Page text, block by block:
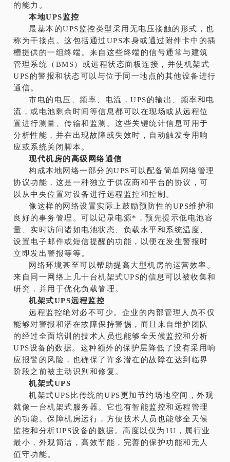
的能力。
本地UPS监控
最基本的UPS监控类型采用无电压接触的形式，也
称为干接点。这包括通过UPS本身或通过附件卡中的插
槽提供的一组终端。来自这些终端的信号通常与建筑
管理系统（BMS）或远程状态面板连接，并使机架式
UPS的警报和状态可以与位于同一地点的其他设备进行
通信。
市电的电压、频率、电流，UPS的输出、频率和电
流，或电池剩余时间等信息都可以在现场或从远程位
置进行测量、传输和监测。这些关键统计信息可用于
分析性能，并在出现故障或失效时，自动触发专用响
应或系统关闭脚本。
现代机房的高级网络通信
构成本地网络一部分的UPS可以配备简单网络管理
协议功能，这是一种独立于供应商和平台的协议，可
以从中央位置对设备进行远程监控和控制。
像这样的网络设置实际上鼓励预防性的UPS维护和
良好的事务管理。可以记录电源*，预先提示低电池容
量、实时访问诸如电池状态、负载水平和系统温度、
设置电子邮件或短信提醒的功能，以便在发生警报时
立即发出警报等等。
网络环境甚至可以帮助提高大型机房的运营效率。
来自同一网络上几十台机架式UPS的信息可以被收集和
研究，并用于优化负载管理。
机架式UPS远程监控
远程监控绝对必不可少。企业的内部管理人员不仅
能够对警报和潜在故障保持警惕，而且来自维护团队
的经过全面培训的技术人员也能够全天候监控和分析
UPS设备的数据。这种额外的保护层降低了没有采用响
应报警的风险，也确保了许多潜在的故障在达到临界
阶段之前被主动识别和修复。
机架式UPS
机架式UPS比传统的UPS更加节约场地空间，外观
就像一台机架式服务器。它也有智能监控和远程管理
的功能。保障机房运行，方便技术人员也能够全天候
监控和分析UPS设备的数据。高度以仅为1U，属行业
最小，外观简洁，高效节能，完善的保护功能和无人
值守功能。